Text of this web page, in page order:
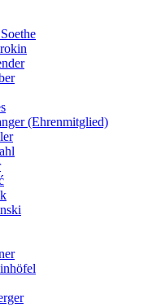
(Ehrenmitglied)